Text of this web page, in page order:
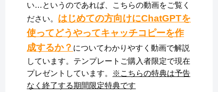
い…というのであれば、こちらの動画をご覧く
ださい。 はじめての方向けにChatGPTを
使ってどうやってキャッチコピーを作
成するか？ についてわかりやすく動画で解説
しています。テンプレートご購入者限定で現在
プレゼントしています。
※こちらの特典は予告
なく終了する期間限定特典です